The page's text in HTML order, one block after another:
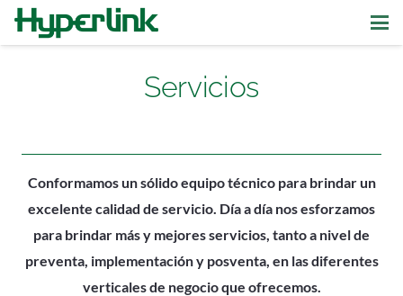
Servicios
Conformamos un sólido equipo técnico para brindar un
excelente calidad de servicio. Día a día nos esforzamos
para brindar más y mejores servicios, tanto a nivel de
preventa, implementación y posventa, en las diferentes
verticales de negocio que ofrecemos.